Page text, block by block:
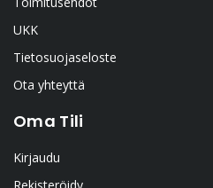
UKK
Tietosuojaseloste
Ota yhteyttä
Oma Tili
Kirjaudu
Rekisteröidy